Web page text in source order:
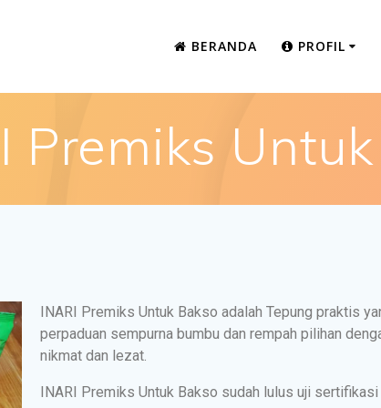
BERANDA PROFIL
Premiks
INARI Premiks Untuk Bakso adalah Tepung praktis
perpaduan sempurna bumbu dan rempah pilihan
nikmat dan lezat.
INARI Premiks Untuk Bakso sudah lulus uji